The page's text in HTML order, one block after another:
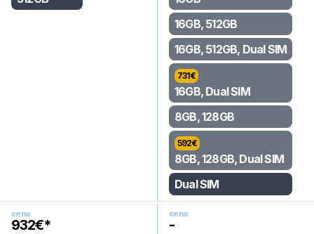
16GB, 512GB
16GB, 512GB, Dual SIM
731€
16GB, Dual SIM
8GB, 128GB
592€
8GB, 128GB, Dual SIM
Dual SIM
cena
932€*
cena
-